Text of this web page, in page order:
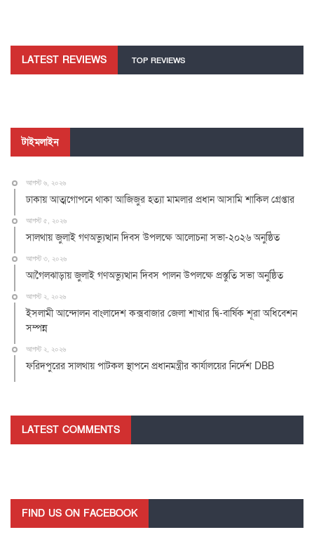
LATEST REVIEWS TOP REVIEWS
টাইমলাইন
আগস্ট ৬, ২০২৬
ঢাকায় আত্মগোপনে থাকা আজিজুর হত্যা মামলার প্রধান আসামি শাকিল গ্রেপ্তার
আগস্ট ৫, ২০২৬
সালথায় জুলাই গণঅভ্যুত্থান দিবস উপলক্ষে আলোচনা সভা-২০২৬ অনুষ্ঠিত
আগস্ট ৩, ২০২৬
আগৈলঝাড়ায় জুলাই গণঅভ্যুত্থান দিবস পালন উপলক্ষে প্রস্তুতি সভা অনুষ্ঠিত
আগস্ট ২, ২০২৬
ইসলামী আন্দোলন বাংলাদেশ কক্সবাজার জেলা শাখার দ্বি-বার্ষিক শূরা অধিবেশন
সম্পন্ন
আগস্ট ২, ২০২৬
ফরিদপুরের সালথায় পাটকল স্থাপনে প্রধানমন্ত্রীর কার্যালয়ের নির্দেশ DBB
LATEST COMMENTS
FIND US ON FACEBOOK